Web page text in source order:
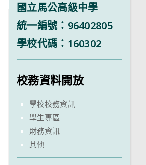
國立馬公高級中學
統一編號：96402805
學校代碼：160302
校務資料開放
學校校務資訊
學生專區
財務資訊
其他